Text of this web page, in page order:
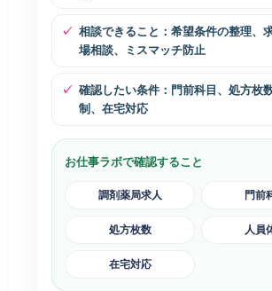
相談できること：希望条件の整理、
場相談、ミスマッチ防止
確認したい条件：門前科目、処方枚
制、在宅対応
お仕事ラボで確認すること
調剤薬局求人 門前
処方枚数 人員
在宅対応